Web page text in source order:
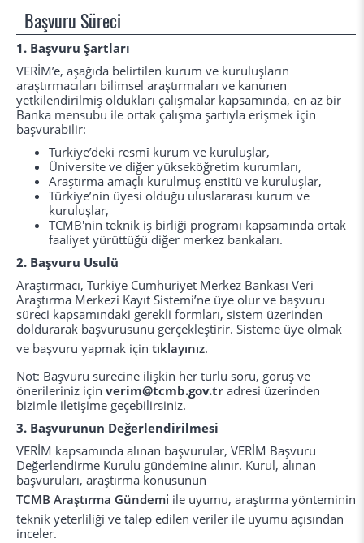
Başvuru Süreci
1. Başvuru Şartları
VERİM’e, aşağıda belirtilen kurum ve kuruluşların
araştırmacıları bilimsel araştırmaları ve kanunen
yetkilendirilmiş oldukları çalışmalar kapsamında, en az bir
Banka mensubu ile ortak çalışma şartıyla erişmek için
başvurabilir:
Türkiye’deki resmî kurum ve kuruluşlar,
Üniversite ve diğer yükseköğretim kurumları,
Araştırma amaçlı kurulmuş enstitü ve kuruluşlar,
Türkiye’nin üyesi olduğu uluslararası kurum ve
kuruluşlar,
TCMB'nin teknik iş birliği programı kapsamında ortak
faaliyet yürüttüğü diğer merkez bankaları.
2. Başvuru Usulü
Araştırmacı, Türkiye Cumhuriyet Merkez Bankası Veri
Araştırma Merkezi Kayıt Sistemi’ne üye olur ve başvuru
süreci kapsamındaki gerekli formları, sistem üzerinden
doldurarak başvurusunu gerçekleştirir. Sisteme üye olmak
ve başvuru yapmak için tıklayınız.
Not: Başvuru sürecine ilişkin her türlü soru, görüş ve
önerileriniz için verim@tcmb.gov.tradresi üzerinden
bizimle iletişime geçebilirsiniz.
3. Başvurunun Değerlendirilmesi
VERİM kapsamında alınan başvurular, VERİM Başvuru
Değerlendirme Kurulu gündemine alınır. Kurul, alınan
başvuruları, araştırma konusunun
TCMB Araştırma Gündemi ile uyumu, araştırma yönteminin
teknik yeterliliği ve talep edilen veriler ile uyumu açısından
inceler.